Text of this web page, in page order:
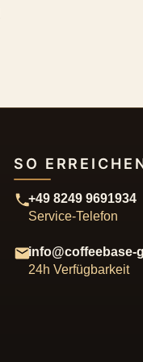
SO
+49 8249 9691934
Service-Telefon
info@coffeebase-
24h Verfügbarkeit